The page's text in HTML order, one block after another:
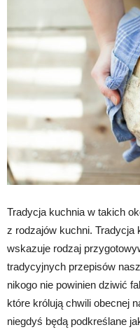
Tradycja kuchnia w takich
z rodzajów kuchni. Tradycja
wskazuje rodzaj
tradycyjnych przepisów
nikogo nie powinien dziwić
które królują chwili obecnej
niegdyś będą podkreślane